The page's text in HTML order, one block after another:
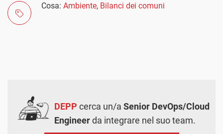
Cosa: Ambiente, Bilanci dei comuni
DEPP cerca un/a Senior DevOps/Cloud
Engineerda integrare nel suo team.